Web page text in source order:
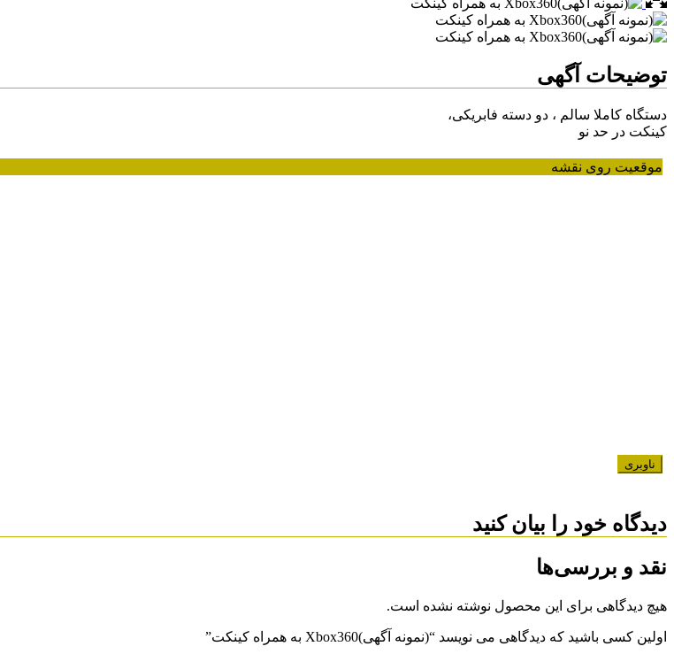
توضیحات آگهی
دستگاه کاملا سالم ، دو دسته فابریکی،
کینکت در حد نو
موقعیت روی نقشه
ناوبری
دیدگاه خود را بیان کنید
نقد و بررسی‌ها
هیچ دیدگاهی برای این محصول نوشته نشده است.
اولین کسی باشید که دیدگاهی می نویسد “(نمونه آگهی)Xbox360 به همراه کینکت”